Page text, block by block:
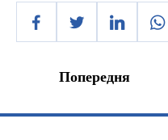
Попередня